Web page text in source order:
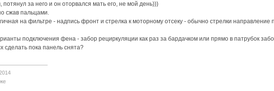
потянул за него и он оторвался мать его, не мой день)))
сжав пальцами.
на фильтре - надпись фронт и стрелка к моторному отсеку - обычно стрелки направление
подключения фена - забор рециркуляции как раз за бардачком или прямо в патрубок
сделать пока панель снята?